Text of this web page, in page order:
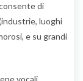
di
luoghi
e su grandi
vocali